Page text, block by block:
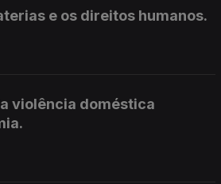
e os direitos humanos.
violência doméstica